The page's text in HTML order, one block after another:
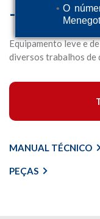
O
– 15J 8KG
Equipamento leve e
diversos trabalhos de
MANUAL TÉCNICO
PEÇAS